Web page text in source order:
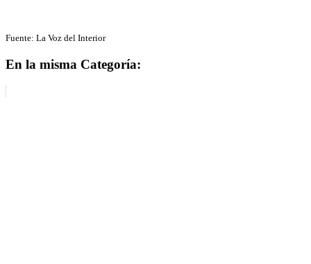
Fuente: La Voz del Interior
En la misma Categoría: